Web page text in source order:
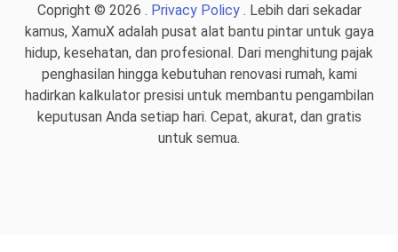
Copright © 2026 . Privacy Policy. Lebih dari sekadar
kamus, XamuX adalah pusat alat bantu pintar untuk gaya
hidup, kesehatan, dan profesional. Dari menghitung pajak
penghasilan hingga kebutuhan renovasi rumah, kami
hadirkan kalkulator presisi untuk membantu pengambilan
keputusan Anda setiap hari. Cepat, akurat, dan gratis
untuk semua.